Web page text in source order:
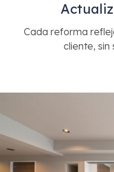
Cada reforma
cliente, sin